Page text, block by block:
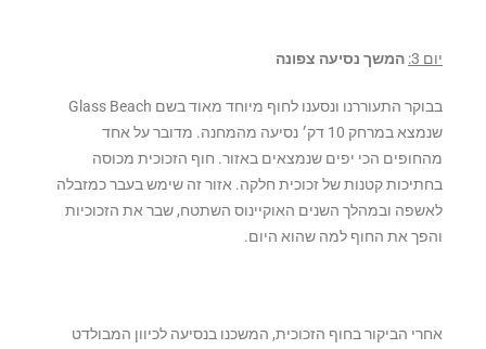
יום 3: המשך נסיעה צפונה
בבוקר התעוררנו ונסענו לחוף מיוחד מאוד בשם Glass Beach
שנמצא במרחק 10 דק׳ נסיעה מהמחנה. מדובר על אחד
מהחופים הכי יפים שנמצאים באזור. חוף הזכוכית מכוסה
בחתיכות קטנות של זכוכית חלקה. אזור זה שימש בעבר כמזבלה
לאשפה ובמהלך השנים האוקיינוס השתטח, שבר את הזכוכיות
והפך את החוף למה שהוא היום.
אחרי הביקור בחוף הזכוכית, המשכנו בנסיעה לכיוון המבולדט